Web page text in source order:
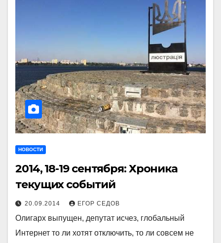
НОВОСТИ
2014, 18-19 сентября: Хроника
текущих событий
20.09.2014 ЕГОР СЕДОВ
Олигарх выпущен, депутат исчез, глобальный
Интернет то ли хотят отключить, то ли совсем не